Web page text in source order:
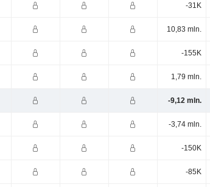
-31K
10,83 mln.
-155K
1,79 mln.
-9,12 mln.
-3,74 mln.
-150K
-85K